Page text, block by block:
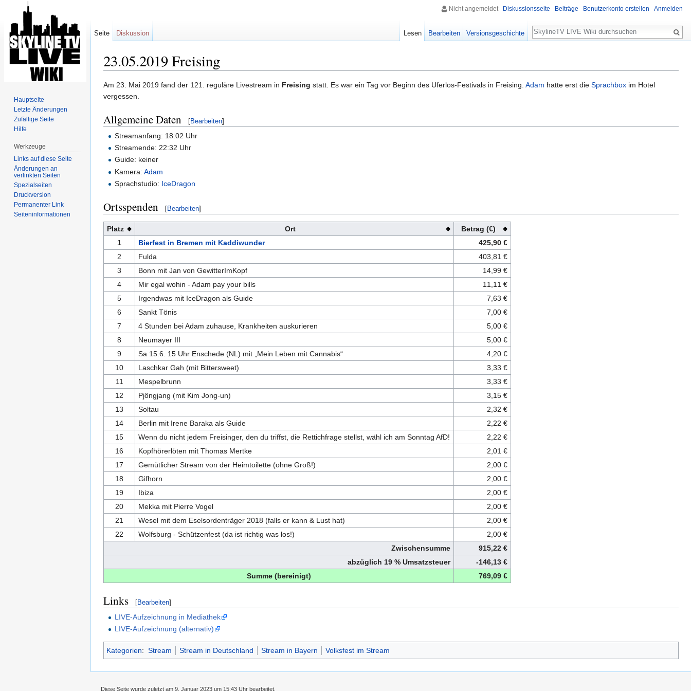
23.05.2019 Freising
Am 23. Mai 2019 fand der 121. reguläre Livestream in Freising statt. Es war ein Tag vor Beginn des Uferlos-Festivals in Freising. Adam hatte erst die Sprachbox im Hotel
vergessen.
Allgemeine Daten [Bearbeiten]
Streamanfang: 18:02 Uhr
Streamende: 22:32 Uhr
Guide: keiner
Kamera:Adam
Sprachstudio: IceDragon
Ortsspenden [Bearbeiten]
Platz Ort
Betrag (€)
1
Bierfest in Bremen mit Kaddiwunder
425,90 €
2
Fulda
403,81 €
3
Bonn mit Jan von GewitterImKopf
14,99 €
4
Mir egal wohin - Adam pay your bills
11,11 €
5
Irgendwas mit IceDragon als Guide
7,63 €
6
Sankt Tönis
7,00 €
7
4 Stunden bei Adam zuhause, Krankheiten auskurieren
5,00 €
8
Neumayer III
5,00 €
9
Sa 15.6. 15 Uhr Enschede (NL) mit „Mein Leben mit Cannabis“
4,20 €
10
Laschkar Gah (mit Bittersweet)
3,33 €
11
Mespelbrunn
3,33 €
12
Pjöngjang (mit Kim Jong-un)
3,15 €
13
Soltau
2,32 €
14
Berlin mit Irene Baraka als Guide
2,22 €
15
Wenn du nicht jedem Freisinger, den du triffst, die Rettichfrage stellst, wähl ich am Sonntag AfD!
2,22 €
16
Kopfhörerlöten mit Thomas Mertke
2,01 €
17
Gemütlicher Stream von der Heimtoilette (ohne Groß!)
2,00 €
18
Gifhorn
2,00 €
19
Ibiza
2,00 €
20
Mekka mit Pierre Vogel
2,00 €
21
Wesel mit dem Eselsordenträger 2018 (falls er kann & Lust hat)
2,00 €
22
Wolfsburg - Schützenfest (da ist richtig was los!)
2,00 €
Zwischensumme
915,22 €
abzüglich 19 % Umsatzsteuer
-146,13 €
Summe (bereinigt)
769,09 €
Links [Bearbeiten]
LIVE-Aufzeichnung in Mediathek
LIVE-Aufzeichnung (alternativ)
Kategorien: Stream Stream in Deutschland Stream in Bayern Volksfest im Stream
Nicht angemeldet Diskussionsseite Beiträge Benutzerkonto erstellen Anmelden
Seite Diskussion Lesen Bearbeiten Versionsgeschichte
Suche
Hauptseite
Letzte Änderungen
Zufällige Seite
Hilfe
Werkzeuge
Links auf diese Seite
Änderungen an
verlinkten Seiten
Spezialseiten
Druckversion
Permanenter Link
Seiten­informationen
Diese Seite wurde zuletzt am 9. Januar 2023 um 15:43 Uhr bearbeitet.